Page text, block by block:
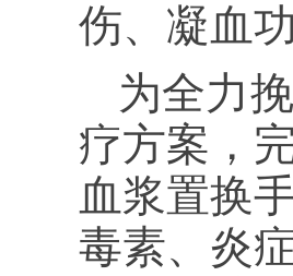
伤、凝血
为全力
疗方案，
血浆置换
毒素、炎